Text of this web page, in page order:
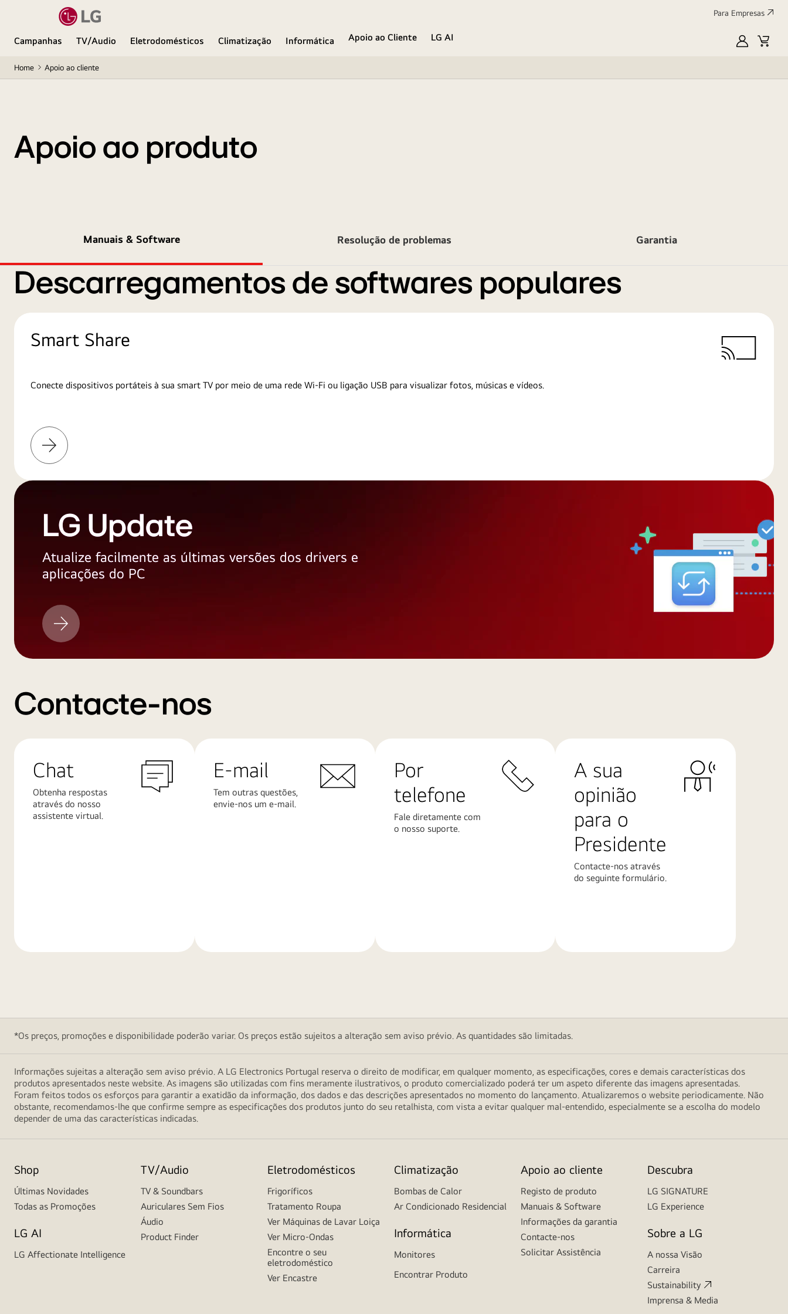
Para Empresas
Campanhas TV/Audio Eletrodomésticos Climatização Informática Apoio ao Cliente
LG AI
MyLGCart
Home Apoio ao cliente
Apoio ao produto
Manuais & Software Resolução de problemas Garantia
Descarregamentos de softwares populares
Smart Share
Conecte dispositivos portáteis à sua smart TV por meio de uma rede Wi-Fi ou ligação USB para visualizar fotos, músicas e vídeos.
Saiba
mais
LG Update
Atualize facilmente as últimas versões dos drivers e
aplicações do PC
LG
Update
Contacte-nos
Chat
Obtenha respostas
através do nosso
assistente virtual.
E-mail
Tem outras questões,
envie-nos um e-mail.
Por
telefone
Fale diretamente com
o nosso suporte.
A sua
opinião
para o
Presidente
Contacte-nos através
do seguinte formulário.
*Os preços, promoções e disponibilidade poderão variar. Os preços estão sujeitos a alteração sem aviso prévio. As quantidades são limitadas.
Informações sujeitas a alteração sem aviso prévio. A LG Electronics Portugal reserva o direito de modificar, em qualquer momento, as especificações, cores e demais características dos
produtos apresentados neste website. As imagens são utilizadas com fins meramente ilustrativos, o produto comercializado poderá ter um aspeto diferente das imagens apresentadas.
Foram feitos todos os esforços para garantir a exatidão da informação, dos dados e das descrições apresentados no momento do lançamento. Atualizaremos o website periodicamente. Não
obstante, recomendamos-lhe que confirme sempre as especificações dos produtos junto do seu retalhista, com vista a evitar qualquer mal-entendido, especialmente se a escolha do modelo
depender de uma das características indicadas.
Shop
Últimas Novidades
Todas as Promoções
LG AI
LG Affectionate Intelligence
TV/Audio
TV & Soundbars
Auriculares Sem Fios
Áudio
Product Finder
Eletrodomésticos
Frigoríficos
Tratamento Roupa
Ver Máquinas de Lavar Loiça
Ver Micro-Ondas
Encontre o seu
eletrodoméstico
Ver Encastre
Climatização
Bombas de Calor
Ar Condicionado Residencial
Informática
Monitores
Encontrar Produto
Apoio ao cliente
Registo de produto
Manuais & Software
Informações da garantia
Contacte-nos
Solicitar Assistência
Descubra
LG SIGNATURE
LG Experience
Sobre a LG
A nossa Visão
Carreira
Sustainability
Imprensa & Media